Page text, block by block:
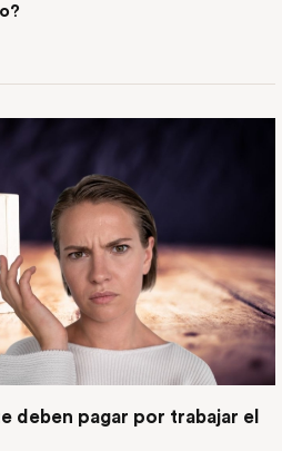
deben pagar por trabajar el